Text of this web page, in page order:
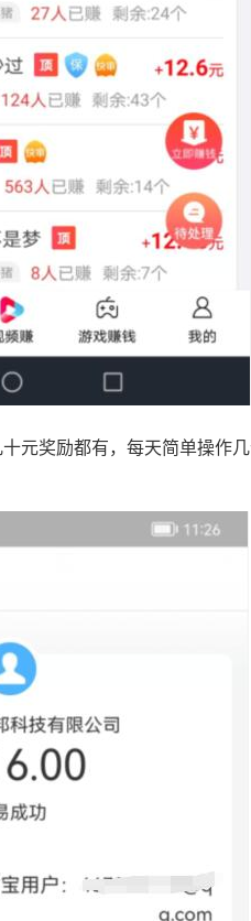
元奖励都有，每天简单操作